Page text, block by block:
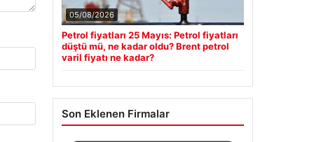
05/08/2026
Petrol fiyatları 25 Mayıs: Petrol fiyatları
düştü mü, ne kadar oldu? Brent petrol
varil fiyatı ne kadar?
Son Eklenen Firmalar